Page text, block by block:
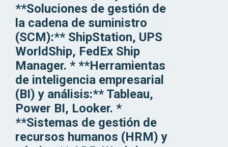
**Soluciones de gestión de
la cadena de suministro
(SCM):** ShipStation, UPS
WorldShip, FedEx Ship
Manager. * **Herramientas
de inteligencia empresarial
(BI) y análisis:** Tableau,
Power BI, Looker. *
**Sistemas de gestión de
recursos humanos (HRM) y